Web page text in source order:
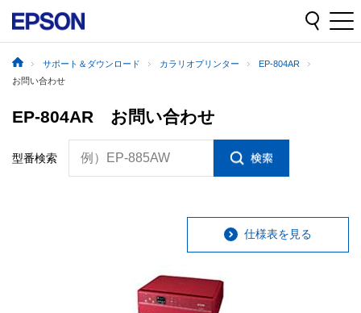
サポート＆ダウンロード カラリオプリンター
EP-804AR
お問い合わせ
EP-804AR お問い合わせ
型番検索 例）EP-885AW
仕様表を見る